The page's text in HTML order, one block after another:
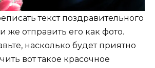
текст поздравительного
же отправить его как фото.
насколько будет приятно
вот такое красочное